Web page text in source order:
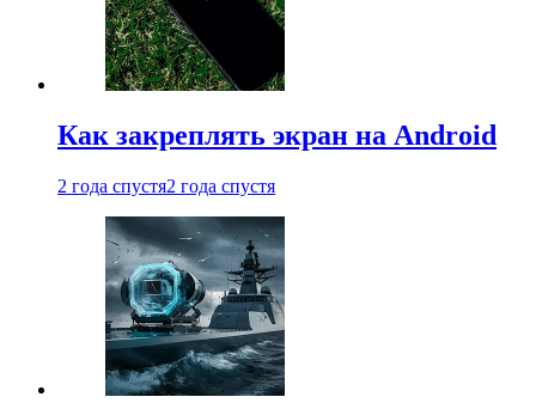
Как закреплять экран на Android
2 года спустя2 года спустя